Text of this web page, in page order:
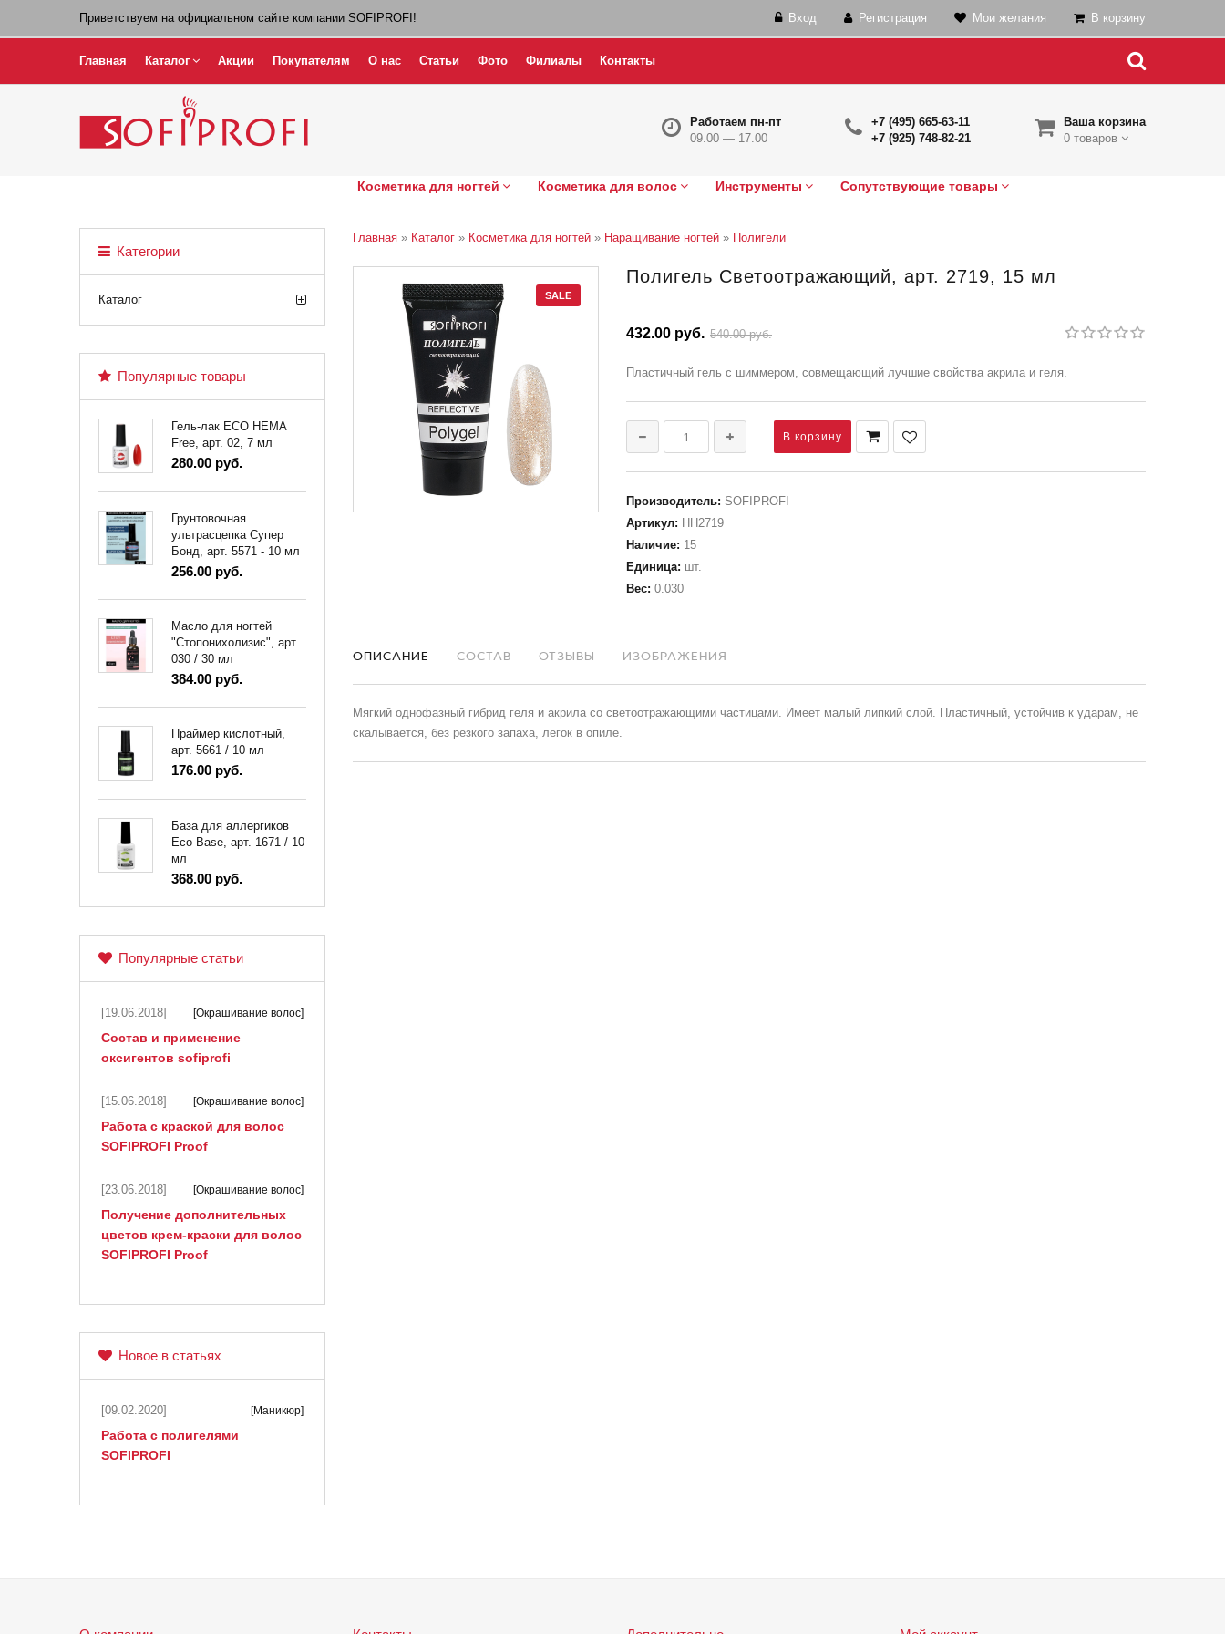
Приветствуем на официальном сайте компании SOFIPROFI! Вход Регистрация Мои желания В корзину
Главная Каталог Акции Покупателям О нас Статьи Фото Филиалы Контакты
Ваша корзина
0 товаров
+7 (495) 665-63-11
+7 (925) 748-82-21
Работаем пн-пт
09.00 — 17.00
Косметика для ногтей Косметика для волос Инструменты Сопутствующие товары
Главная » Каталог » Косметика для ногтей » Наращивание ногтей » Полигели
SALE
Полигель Светоотражающий, арт. 2719, 15 мл
432.00 руб. 540.00 руб.
Пластичный гель с шиммером, совмещающий лучшие свойства акрила и геля.
Производитель: SOFIPROFI
Артикул: НН2719
Наличие: 15
Единица: шт.
Вес: 0.030
ОПИСАНИЕ СОСТАВ ОТЗЫВЫ ИЗОБРАЖЕНИЯ
Мягкий однофазный гибрид геля и акрила со светоотражающими частицами. Имеет малый липкий слой. Пластичный, устойчив к ударам, не
скалывается, без резкого запаха, легок в опиле.
Категории
Каталог
Популярные товары
Гель-лак ECO HEMA
Free, арт. 02, 7 мл
280.00 руб.
Грунтовочная
ультрасцепка Супер
Бонд, арт. 5571 - 10 мл
256.00 руб.
Масло для ногтей
"Стопонихолизис", арт.
030 / 30 мл
384.00 руб.
Праймер кислотный,
арт. 5661 / 10 мл
176.00 руб.
База для аллергиков
Eco Base, арт. 1671 / 10
мл
368.00 руб.
Популярные статьи
[19.06.2018] [Окрашивание волос]
Состав и применение
оксигентов sofiprofi
[15.06.2018] [Окрашивание волос]
Работа с краской для волос
SOFIPROFI Proof
[23.06.2018] [Окрашивание волос]
Получение дополнительных
цветов крем-краски для волос
SOFIPROFI Proof
Новое в статьях
[09.02.2020] [Маникюр]
Работа с полигелями
SOFIPROFI